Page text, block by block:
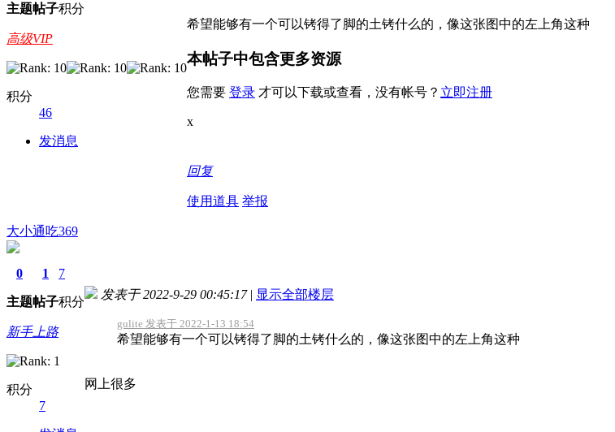
主题帖子积分
高级VIP
积分
46
发消息
希望能够有一个可以铐得了脚的土铐什么的，像这张图中的左上角这种
本帖子中包含更多资源
您需要 登录 才可以下载或查看，没有帐号？ 立即注册
x
回复
使用道具 举报
大小通吃369
0
主题
1
帖子
7
积分
新手上路
积分
7
发表于 2022-9-29 00:45:17 | 显示全部楼层
gulite 发表于 2022-1-13 18:54
希望能够有一个可以铐得了脚的土铐什么的，像这张图中的左上角这种
网上很多